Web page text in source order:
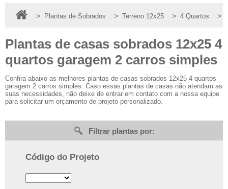
> Plantas de Sobrados > Terreno 12x25 > 4 Quartos >
Plantas de casas sobrados 12x25 4
quartos garagem 2 carros simples
Confira abaixo as melhores plantas de casas sobrados 12x25 4 quartos
garagem 2 carros simples. Caso essas plantas de casas não atendam as
suas necessidades, não deixe de entrar em contato com a nossa equipe
para solicitar um orçamento de projeto personalizado.
Filtrar plantas por:
Código do Projeto